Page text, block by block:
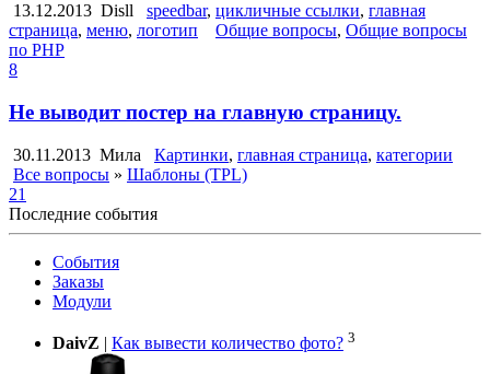
13.12.2013 Disll speedbar, цикличные ссылки, главная
страница, меню, логотип Общие вопросы, Общие вопросы
по PHP
8
Не выводит постер на главную страницу.
30.11.2013 Мила Картинки, главная страница, категории
Все вопросы » Шаблоны (TPL)
21
Последние события
События
Заказы
Модули
DaivZ | Как вывести количество фото? 3